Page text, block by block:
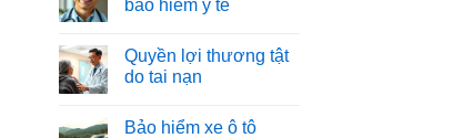
bảo hiểm y tế
Quyền lợi thương tật
do tai nạn
Bảo hiểm xe ô tô